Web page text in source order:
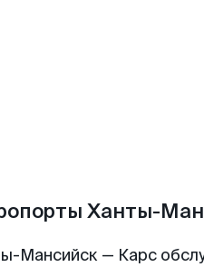
Ханты-
Мансийск — Карс